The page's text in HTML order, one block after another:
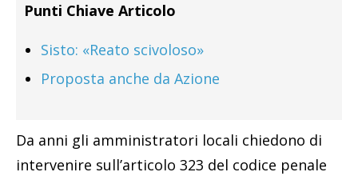
Punti Chiave Articolo
Sisto: «Reato scivoloso»
Proposta anche da Azione
Da anni gli amministratori locali chiedono di
intervenire sull’articolo 323 del codice penale